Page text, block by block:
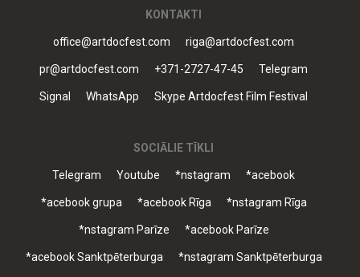
KONTAKTI
office@artdocfest.com riga@artdocfest.com
pr@artdocfest.com +371-2727-47-45 Telegram
Signal WhatsApp Skype Artdocfest Film Festival
SOCIĀLIE TĪKLI
Telegram Youtube *nstagram *acebook
*acebook grupa *acebook Rīga *nstagram Rīga
*nstagram Parīze *acebook Parīze
*acebook Sanktpēterburga *nstagram Sanktpēterburga